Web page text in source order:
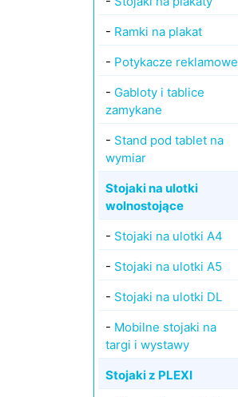
- Ramki na plakat
- Potykacze reklamowe
- Gabloty i tablice
zamykane
- Stand pod tablet na
wymiar
Stojaki na ulotki
wolnostojące
- Stojaki na ulotki A4
- Stojaki na ulotki A5
- Stojaki na ulotki DL
- Mobilne stojaki na
targi i wystawy
Stojaki z PLEXI